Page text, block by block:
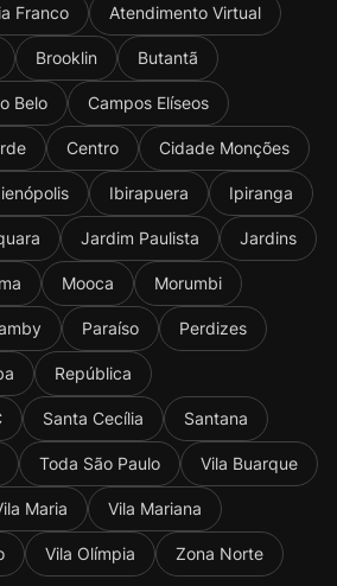
Franco Atendimento Virtual
Brooklin Butantã
Belo Campos Elíseos
Centro Cidade Monções
Ibirapuera Ipiranga
Jardim Paulista Jardins
Mooca Morumbi
Paraíso Perdizes
República
Santa Cecília Santana
Toda São Paulo Vila Buarque
Maria Vila Mariana
Vila Olímpia Zona Norte